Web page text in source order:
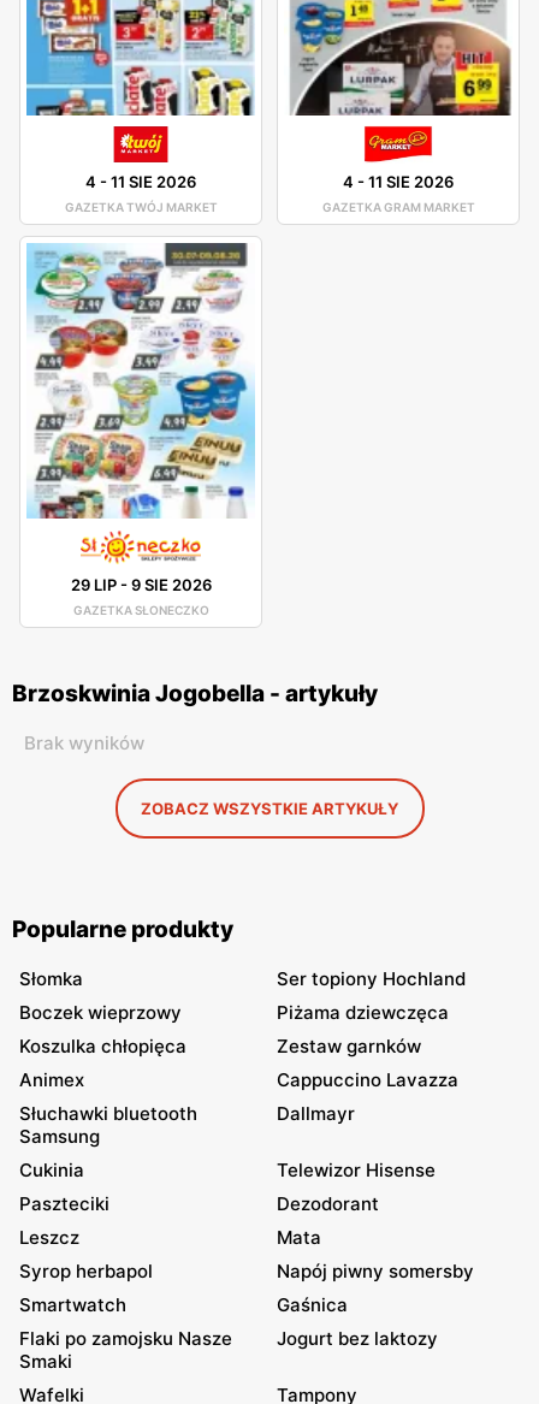
4 -11 SIE 2026
GAZETKA TWÓJ MARKET
4 -11 SIE 2026
GAZETKA GRAM MARKET
29 LIP-9 SIE 2026
GAZETKA SŁONECZKO
Brzoskwinia Jogobella - artykuły
Brak wyników
ZOBACZ WSZYSTKIE ARTYKUŁY
Popularne produkty
Słomka
Ser topiony Hochland
Boczek wieprzowy
Piżama dziewczęca
Koszulka chłopięca
Zestaw garnków
Animex
Cappuccino Lavazza
Słuchawki bluetooth
Samsung
Dallmayr
Cukinia
Telewizor Hisense
Paszteciki
Dezodorant
Leszcz
Mata
Syrop herbapol
Napój piwny somersby
Smartwatch
Gaśnica
Flaki po zamojsku Nasze
Smaki
Jogurt bez laktozy
Wafelki Tampony